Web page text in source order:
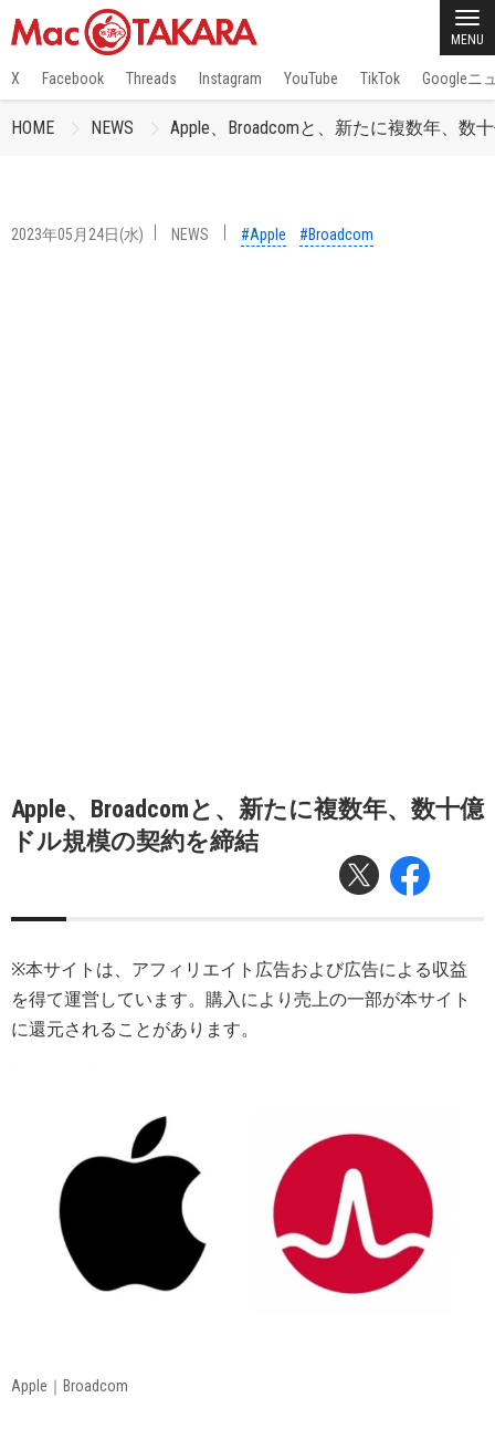
MENU
X Facebook Threads Instagram YouTube TikTok Googleニ
HOME NEWS Apple、Broadcomと、新たに複数年、数
2023年05月24日(水) NEWS #Apple #Broadcom
Apple、Broadcomと、新たに複数年、数十億
ドル規模の契約を締結
※本サイトは、アフィリエイト広告および広告による収益
を得て運営しています。購入により売上の一部が本サイト
に還元されることがあります。
Apple｜Broadcom